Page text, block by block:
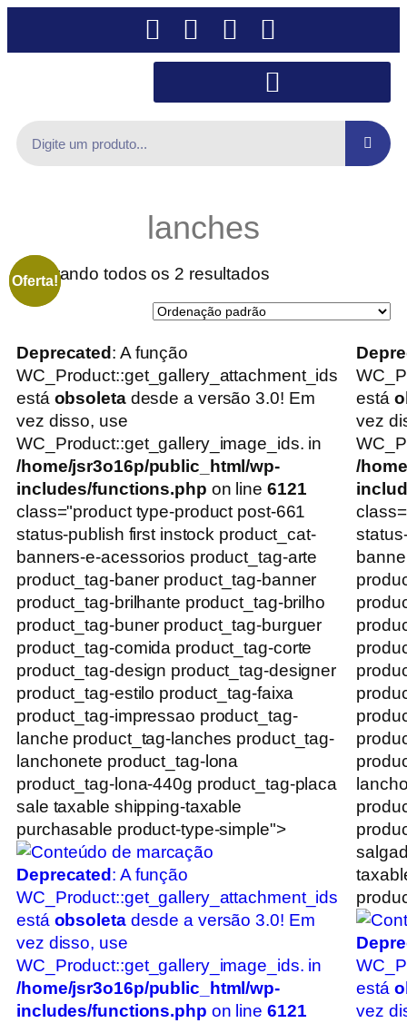
lanches
Mostrando todos os 2 resultados
Deprecated : A função
WC_Product::get_gallery_attachment_ids
está obsoletadesde a versão 3.0! Em
vez disso, use
WC_Product::get_gallery_image_ids. in
/home/jsr3o16p/public_html/wp-
includes/functions.php on line 6121
class="product type-product post-661
status-publish first instock product_cat-
banners-e-acessorios product_tag-arte
product_tag-baner product_tag-banner
product_tag-brilhante product_tag-brilho
product_tag-buner product_tag-burguer
product_tag-comida product_tag-corte
product_tag-design product_tag-designer
product_tag-estilo product_tag-faixa
product_tag-impressao product_tag-
lanche product_tag-lanches product_tag-
lanchonete product_tag-lona
product_tag-lona-440g product_tag-placa
sale taxable shipping-taxable
purchasable product-type-simple">
Oferta!
Deprecated : A função
WC_Product::get_gallery_attachment_ids
está obsoletadesde a versão 3.0! Em
vez disso, use
WC_Product::get_gallery_image_ids. in
/home/jsr3o16p/public_html/wp-
includes/functions.php on line 6121
está
vez
/
Oferta!
está
vez